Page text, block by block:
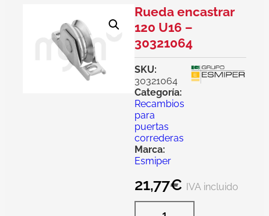
Rueda encastrar
120 U16 –
30321064
SKU:
30321064
Categoría:
Recambios
para
puertas
correderas
Marca:
Esmiper
21,77€ IVA incluido